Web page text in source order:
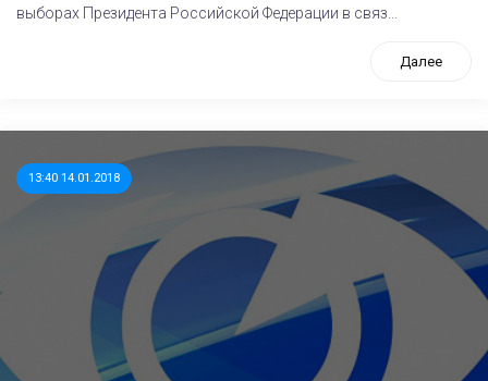
выборах Президента Российской Федерации в связ...
Далее
13:40 14.01.2018